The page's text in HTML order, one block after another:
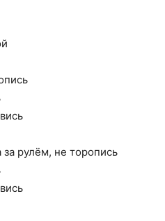
рулём, не торопись